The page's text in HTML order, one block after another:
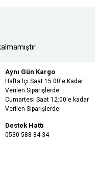
Aynı Gün Kargo
Hafta İçi Saat 15:00'e Kadar
Verilen Siparişlerde
Cumartesi Saat 12:00'e kadar
Verilen Siparişlerde
Destek Hattı
0530 588 84 34